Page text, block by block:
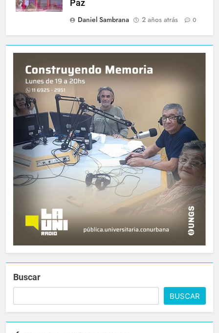
Paz
Daniel Sambrana
2 años atrás 0
Buscar
BUSCAR